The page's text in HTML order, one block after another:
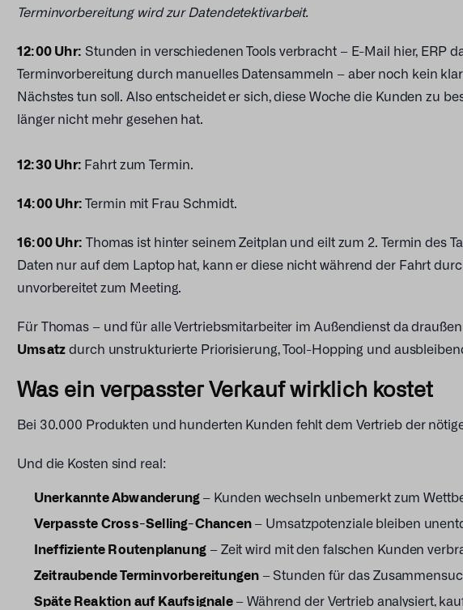
Terminvorbereitung wird zur Datendetektivarbeit.
12:00 Uhr: Stunden in verschiedenen Tools verbracht – E-Mail hier, ERP
Terminvorbereitung durch manuelles Datensammeln – aber noch kein
Nächstes tun soll. Also entscheidet er sich, diese Woche die Kunden zu
länger nicht mehr gesehen hat.
12:30 Uhr: Fahrt zum Termin.
14:00 Uhr:Termin mit Frau Schmidt.
16:00 Uhr: Thomas ist hinter seinem Zeitplan und eilt zum 2. Termin des
Daten nur auf dem Laptop hat, kann er diese nicht während der Fahrt
unvorbereitet zum Meeting.
Für Thomas – und für alle Vertriebsmitarbeiter im Außendienst da
Umsatz durch unstrukturierte Priorisierung, Tool-Hopping und
Was ein verpasster Verkauf wirklich kostet
Bei 30.000 Produkten und hunderten Kunden fehlt dem Vertrieb der
Und die Kosten sind real:
Unerkannte Abwanderung – Kunden wechseln unbemerkt zum
Verpasste Cross-Selling-Chancen – Umsatzpotenziale bleiben
Ineffiziente Routenplanung – Zeit wird mit den falschen Kunden
Zeitraubende Terminvorbereitungen – Stunden für das
Späte Reaktion auf Kaufsignale – Während der Vertrieb analysiert,